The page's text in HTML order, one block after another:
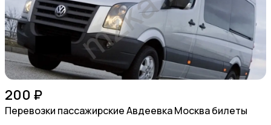
200 ₽
Перевозки пассажирские Авдеевка Москва билеты